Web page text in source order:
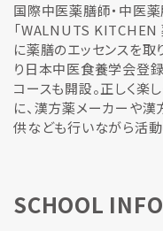
国際中医薬膳師・中医
「WALNUTS KITCHEN
に薬膳のエッセンスを取
り日本中医食養学会登
コースも開設。正しく楽
に、漢方薬メーカーや
供なども行いながら活動
SCHOOL